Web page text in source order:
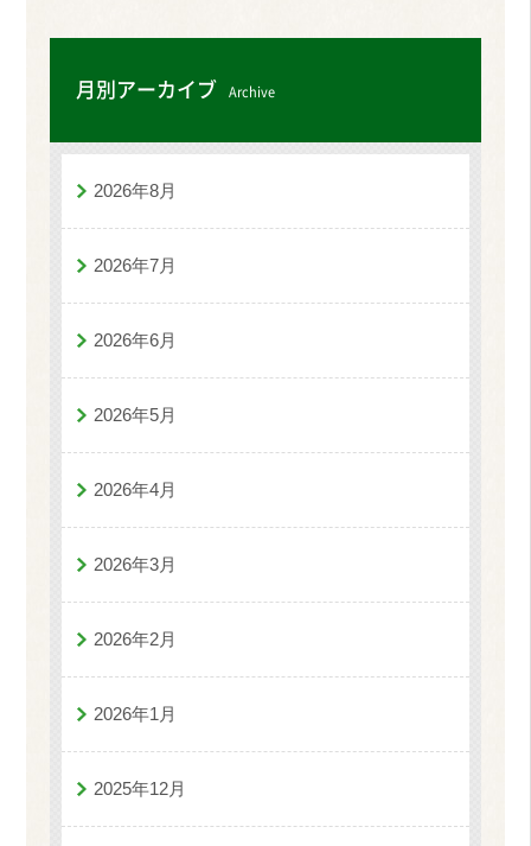
月別アーカイブ Archive
2026年8月
2026年7月
2026年6月
2026年5月
2026年4月
2026年3月
2026年2月
2026年1月
2025年12月